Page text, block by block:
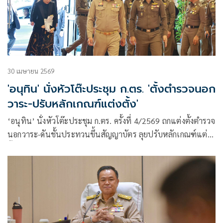
30 เมษายน 2569
'อนุทิน' นั่งหัวโต๊ะประชุม ก.ตร. 'ตั้งตำรวจนอก
วาระ-ปรับหลักเกณฑ์แต่งตั้ง'
‘อนุทิน’ นั่งหัวโต๊ะประชุม ก.ตร. ครั้งที่ 4/2569 ถกแต่งตั้งตำรวจ
นอกวาระ-ดันชั้นประทวนขึ้นสัญญาบัตร ลุยปรับหลักเกณฑ์แต่ง